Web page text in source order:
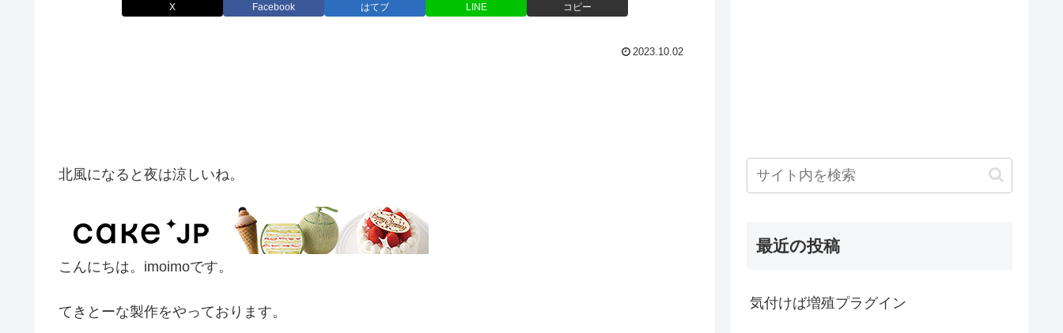
X Facebook はてブ LINE コピー
2023.10.02
北風になると夜は涼しいね。
こんにちは。imoimoです。
てきとーな製作をやっております。
最近の投稿
気付けば増殖プラグイン